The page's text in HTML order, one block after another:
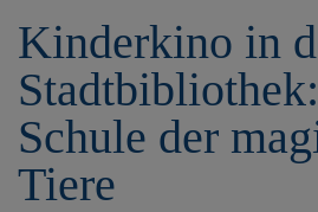
Kinderkino in
Schule der
Tiere